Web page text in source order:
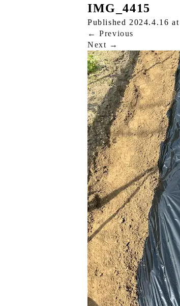
IMG_4415
Published 2024.4.16 at
← Previous
Next →